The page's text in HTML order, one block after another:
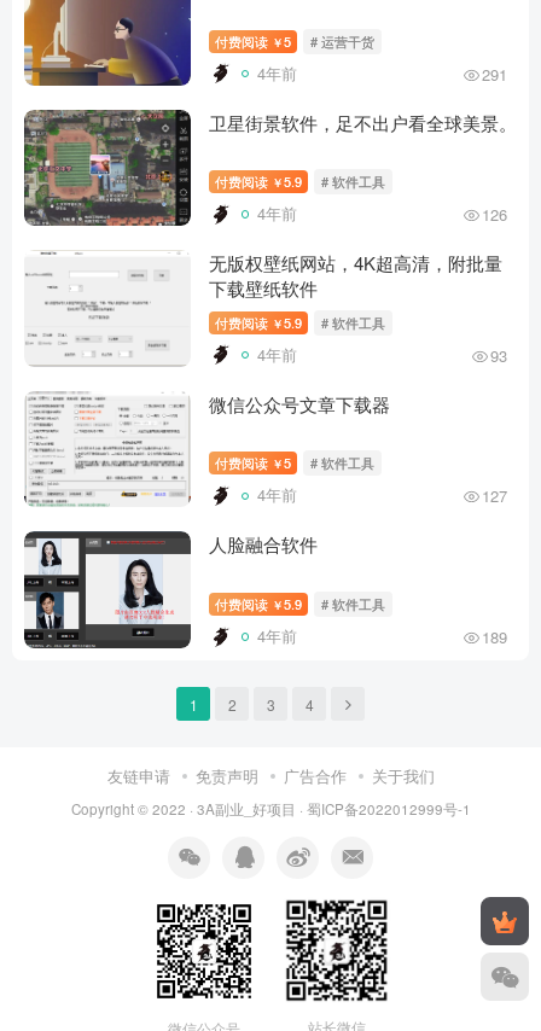
付费阅读 ￥5 # 运营干货
4年前 291
卫星街景软件，足不出户看全球美景。
付费阅读 ￥5.9 # 软件工具
4年前 126
无版权壁纸网站，4K超高清，附批量
下载壁纸软件
付费阅读 ￥5.9 # 软件工具
4年前 93
微信公众号文章下载器
付费阅读 ￥5 # 软件工具
4年前 127
人脸融合软件
付费阅读 ￥5.9 # 软件工具
4年前 189
1 2 3 4
友链申请 免责声明 广告合作 关于我们
Copyright © 2022 · 3A副业_好项目 · 蜀ICP备2022012999号-1